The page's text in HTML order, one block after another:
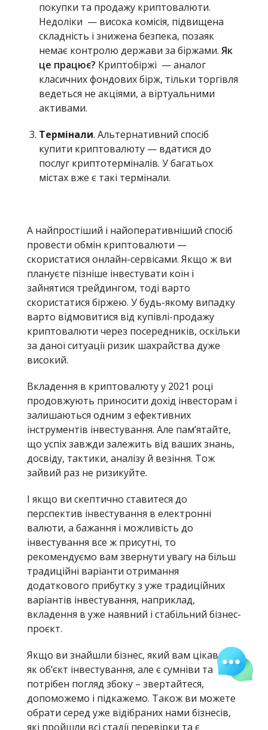
покупки та продажу криптовалюти.
Недоліки — висока комісія, підвищена
складність і знижена безпека, позаяк
немає контролю держави за біржами. Як
це працює? Криптобіржі — аналог
класичних фондових бірж, тільки торгівля
ведеться не акціями, а віртуальними
активами.
Термінали. Альтернативний спосіб
купити криптовалюту — вдатися до
послуг криптотерміналів. У багатьох
містах вже є такі термінали.
А найпростіший і найоперативніший спосіб
провести обмін криптовалюти —
скористатися онлайн-сервісами. Якщо ж ви
плануєте пізніше інвестувати коїн і
зайнятися трейдингом, тоді варто
скористатися біржею. У будь-якому випадку
варто відмовитися від купівлі-продажу
криптовалюти через посередників, оскільки
за даної ситуації ризик шахрайства дуже
високий.
Вкладення в криптовалюту у 2021 році
продовжують приносити дохід інвесторам і
залишаються одним з ефективних
інструментів інвестування. Але пам’ятайте,
що успіх завжди залежить від ваших знань,
досвіду, тактики, аналізу й везіння. Тож
зайвий раз не ризикуйте.
І якщо ви скептично ставитеся до
перспектив інвестування в електронні
валюти, а бажання і можливість до
інвестування все ж присутні, то
рекомендуємо вам звернути увагу на більш
традиційні варіанти отримання
додаткового прибутку з уже традиційних
варіантів інвестування, наприклад,
вкладення в уже наявний і стабільний бізнес-
проєкт.
Якщо ви знайшли бізнес, який вам цікавий
як об’єкт інвестування, але є сумніви та
потрібен погляд збоку – звертайтеся,
допоможемо і підкажемо. Також ви можете
обрати серед уже відібраних нами бізнесів,
які пройшли всі стадії перевірки та є